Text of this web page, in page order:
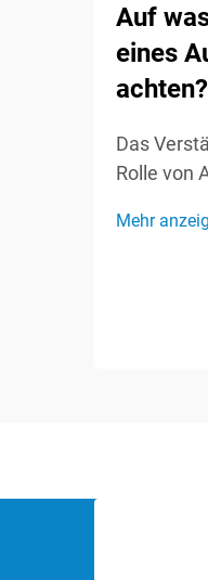
Auf
eines
achten?
Das
Rolle von
fungieren
Mehr